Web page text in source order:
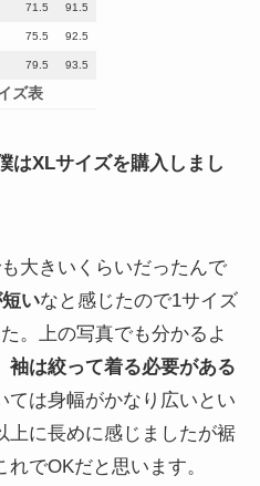
71.5 91.5
75.5 92.5
79.5 93.5
ズ表
はXLサイズを購入しまし
大きいくらいだったんで
いなと感じたので1サイズ
。上の写真でも分かるよ
袖は絞って着る必要がある
ては身幅がかなり広いとい
上に長めに感じましたが裾
でOKだと思います。